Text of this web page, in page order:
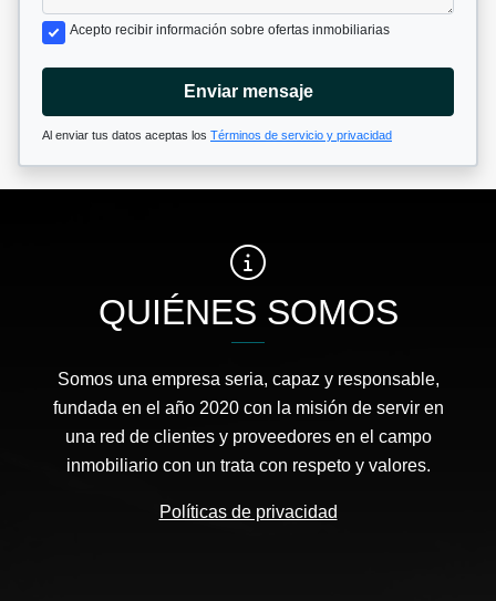
Acepto recibir información sobre ofertas inmobiliarias
Enviar mensaje
Al enviar tus datos aceptas los Términos de servicio y privacidad
QUIÉNES SOMOS
Somos una empresa seria, capaz y responsable,
fundada en el año 2020 con la misión de servir en
una red de clientes y proveedores en el campo
inmobiliario con un trata con respeto y valores.
Políticas de privacidad